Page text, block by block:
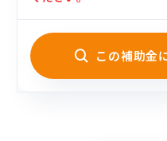
この補助金